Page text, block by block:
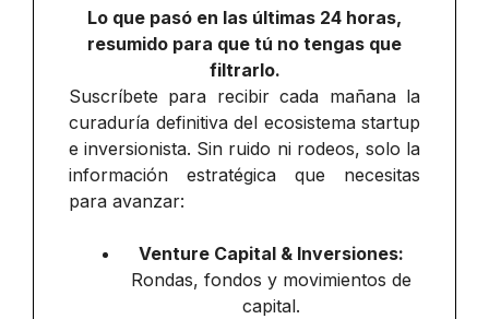
Lo que pasó en las últimas 24 horas,
resumido para que tú no tengas que
filtrarlo.
Suscríbete para recibir cada mañana la
curaduría definitiva del ecosistema startup
e inversionista. Sin ruido ni rodeos, solo la
información estratégica que necesitas
para avanzar:
Venture Capital & Inversiones:
Rondas, fondos y movimientos de
capital.